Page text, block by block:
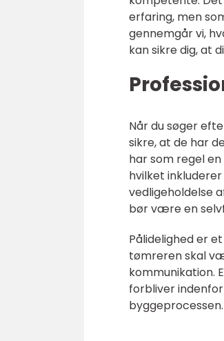
erfaring, men
gennemgår vi,
kan sikre dig, at
Når du søger
sikre, at de har
har som regel
hvilket
vedligeholdelse
bør være en
Pålidelighed er
tømreren skal
kommunikation.
forbliver
byggeprocessen.